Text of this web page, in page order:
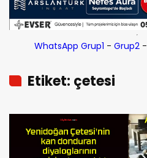
WhatsApp Grup1 - Grup2-
Etiket: çetesi